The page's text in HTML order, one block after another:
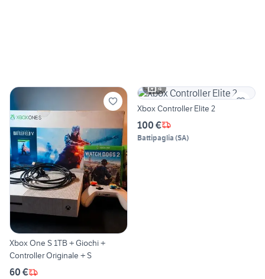
Xbox One S 1TB + Giochi +
Controller Originale + S
60 €
4
Xbox Controller Elite 2
100 €
Battipaglia (SA)